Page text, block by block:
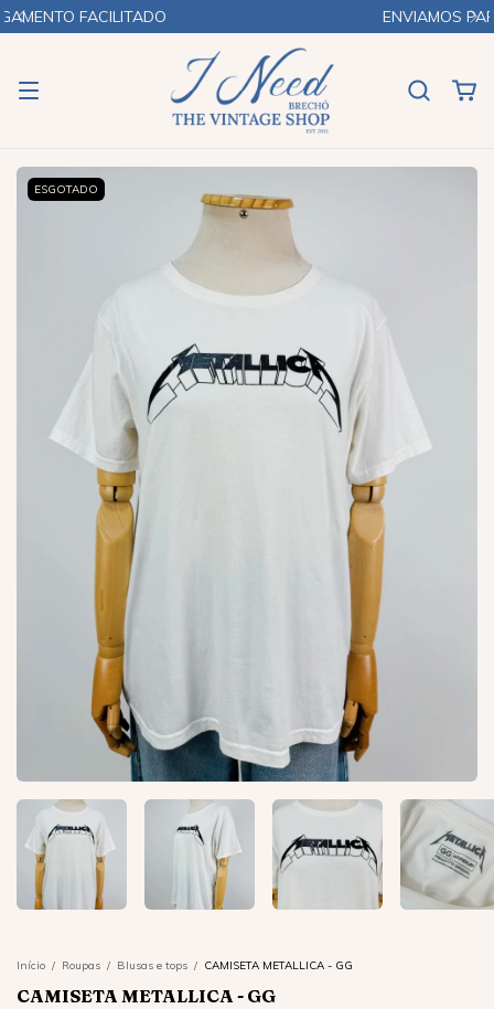
ENVIAMOS PARA TODO O BRASIL
ESGOTADO
Início / Roupas / Blusas e tops / CAMISETA METALLICA - GG
CAMISETA METALLICA - GG